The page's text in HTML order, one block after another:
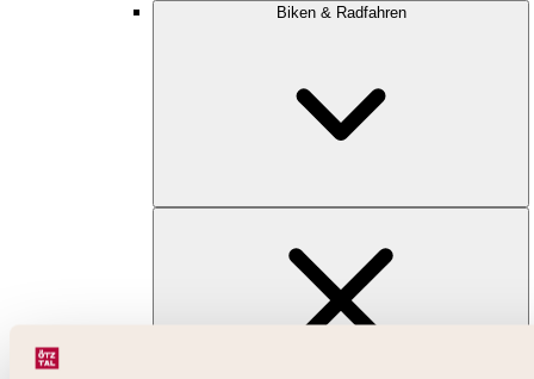
Biken & Radfahren